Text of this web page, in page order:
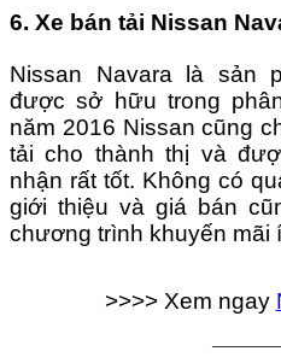
6. Xe bán tải Nissan
Nissan Navara là sản
được sở hữu trong
năm 2016 Nissan cũng
tải cho thành thị và
nhận rất tốt. Không có
giới thiệu và giá bán
chương trình khuyến mãi
>>>> Xem ngay